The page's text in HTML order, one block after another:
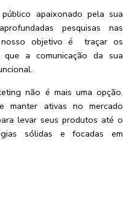
apaixonado pela sua
pesquisas nas
nosso objetivo é traçar os
que a comunicação da sua
não é mais uma opção.
manter ativas no mercado
levar seus produtos até o
sólidas e focadas em